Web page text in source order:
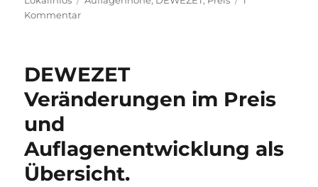
Kommentarzu
Bezugspreise
zum
1.11.2022
ihre
Problem.
Soll
DEWEZET
Veränderungen im Preis
und
Auflagenentwicklung als
Übersicht.